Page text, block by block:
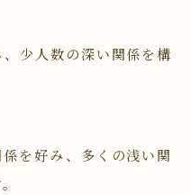
少人数の深い関係を構
を好み、多くの浅い関